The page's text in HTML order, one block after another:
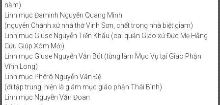
năm)
Linh mục Đaminh Nguyễn Quang Minh
(nguyên Chánh xứ nhà thờ Vinh Sơn, chết trong nhà biệt giam)
Linh mục Giuse Nguyễn Tiến Khẩu (cai quản Giáo xứ Đức Mẹ Hằng
Cứu Giúp Xóm Mới)
Linh mục Giuse Nguyễn Văn Bút (từng làm Mục Vụ tại Giáo Phận
Vĩnh Long)
Linh mục Phêrô Nguyễn Văn Ðệ
(đi tập trung, hiện là giám mục giáo phận Thái Bình)
Linh mục Nguyễn Văn Đoan